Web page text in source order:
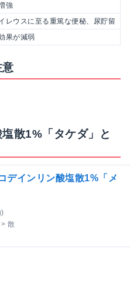
強
レウスに至る重篤な便秘、尿貯留
果が減弱
散1%「タケダ」と
デインリン酸塩散1%「メ
散